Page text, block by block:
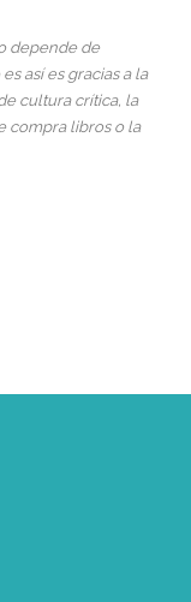
depende de
así es gracias a la
cultura crítica, la
compra libros o la